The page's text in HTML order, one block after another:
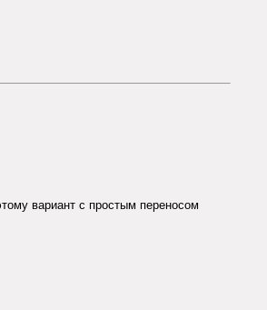
вариант с простым переносом